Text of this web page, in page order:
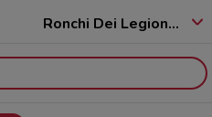
Ronchi Dei Legionari - 34077